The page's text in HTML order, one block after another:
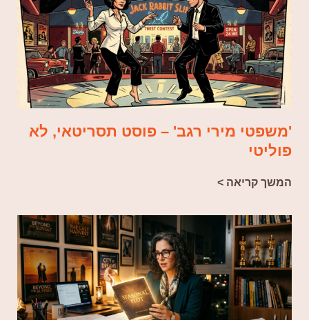
'משפטי מירי רגב' – פוסט תסריטאי, לא
פוליטי
המשך קריאה >